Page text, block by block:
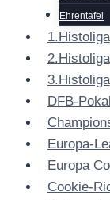
Ehrentafel
1.Histoliga
2.Histoliga
3.Histoliga
DFB-Pokal
Europa-
Europa
Cookie-